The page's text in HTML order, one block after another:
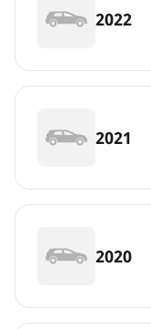
2022
2021
2020